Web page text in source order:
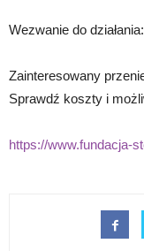
Wezwanie do działania:
Zainteresowany
Sprawdź koszty i
https://www.fundacja-